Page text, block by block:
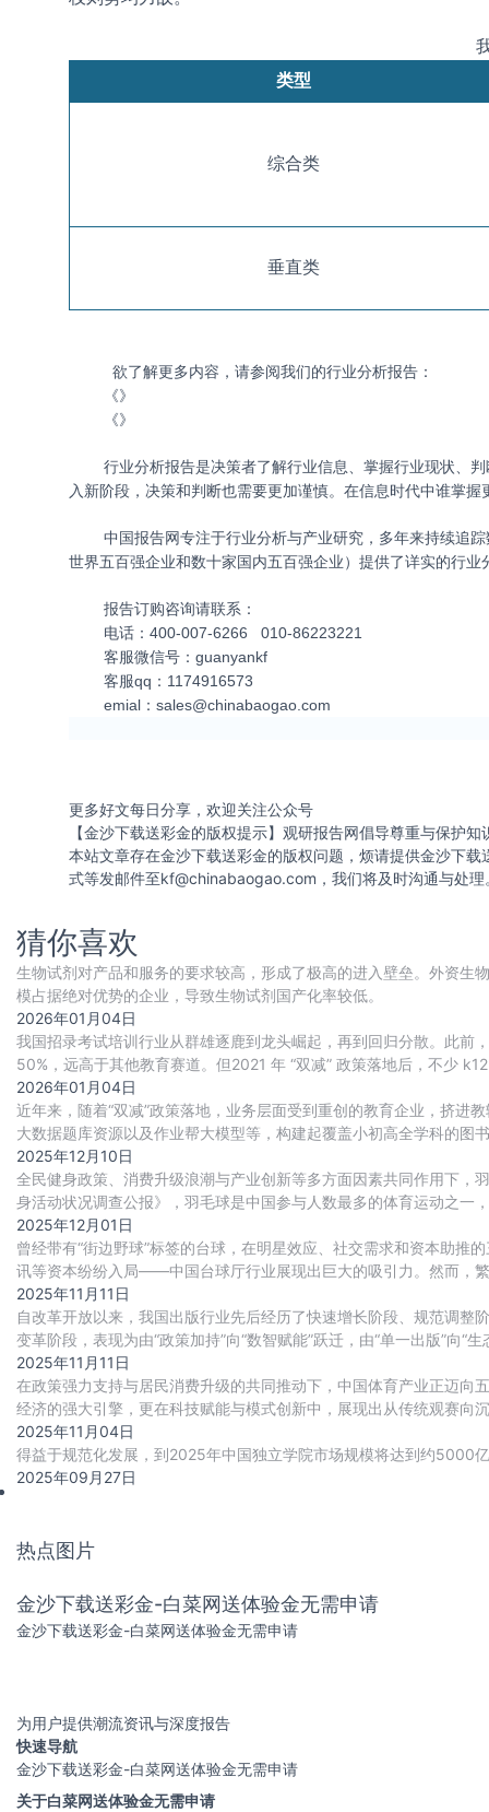
类型
综合类
垂直类
欲了解更多内容，请参阅我们的行业分析报告：
《》
《》
行业分析报告是决策者了解行业信息、掌握行业现状、判
入新阶段，决策和判断也需要更加谨慎。在信息时代中谁掌
中国报告网专注于行业分析与产业研究，多年来持续追踪
世界五百强企业和数十家国内五百强企业）提供了详实的行
报告订购咨询请联系：
电话：400-007-6266 010-86223221
客服微信号：guanyankf
客服qq：1174916573
emial： sales@chinabaogao.com
更多好文每日分享，欢迎关注公众号
【金沙下载送彩金的版权提示】观研报告网倡导尊重与保护
本站文章存在金沙下载送彩金的版权问题，烦请提供金沙下
式等发邮件至kf@chinabaogao.com ，我们将及时沟通与处理
猜你喜欢
生物试剂对产品和服务的要求较高，形成了极高的进入壁垒。外资
模占据绝对优势的企业，导致生物试剂国产化率较低。
2026年01月04日
我国招录考试培训行业从群雄逐鹿到龙头崛起，再到回归分散。此
50%，远高于其他教育赛道。但2021 年 “双减” 政策落地后，不少
压市场空间，招录考试培训头
2026年01月04日
近年来，随着“双减”政策落地，业务层面受到重创的教育企业，挤
大数据题库资源以及作业帮大模型等，构建起覆盖小初高全学科的
系列产品，sku已达千余种，单品销
2025年12月10日
全民健身政策、消费升级浪潮与产业创新等多方面因素共同作用下
身活动状况调查公报》，羽毛球是中国参与人数最多的体育运动之
35%，仅次于跑步，排名第二。羽毛球运动
2025年12月01日
曾经带有“街边野球”标签的台球，在明星效应、社交需求和资本助
讯等资本纷纷入局——中国台球厅行业展现出巨大的吸引力。然而，
激烈的两极分化中找到生存与发展之路。
2025年11月11日
自改革开放以来，我国出版行业先后经历了快速增长阶段、规范调
变革阶段，表现为‌由“政策加持”向“数智赋能”跃迁，由“单一出版”向“
2025年11月11日
在政策强力支持与居民消费升级的共同推动下，中国体育产业正迈向
经济的强大引擎，更在科技赋能与模式创新中，展现出从传统观赛向
及下沉市场的开拓，共同勾勒出行业高质量
2025年11月04日
得益于规范化发展，到2025年中国独立学院市场规模将达到约5000
2025年09月27日
热点图片
金沙下载送彩金-白菜网送体验金无需申请
金沙下载送彩金-白菜网送体验金无需申请
为用户提供潮流资讯与深度报告
快速导航
金沙下载送彩金-白菜网送体验金无需申请
关于白菜网送体验金无需申请